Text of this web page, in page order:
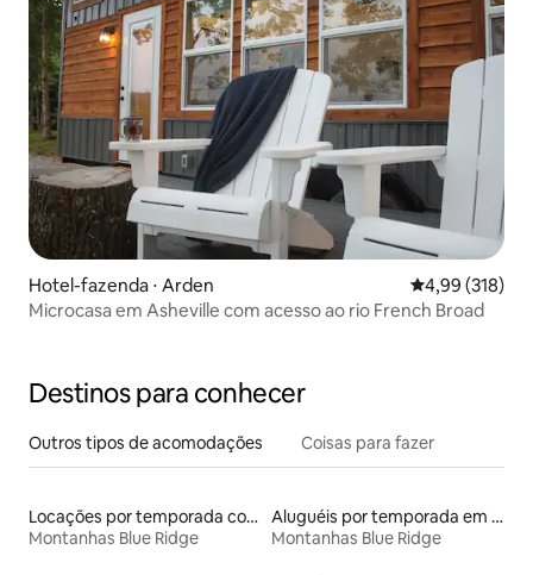
Hotel-fazenda ⋅ Arden 4,99 de uma
4,99 (318)
Microcasa em Asheville com acesso ao rio French Broad
Destinos para conhecer
Outros tipos de acomodações Coisas para fazer
Locações por temporada com piscina
Montanhas Blue Ridge
Aluguéis por temporada em acampamentos
Montanhas Blue Ridge